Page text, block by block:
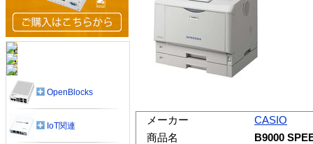
メーカー
CASIO
商品名
B9000
OpenBlocks
IoT関連